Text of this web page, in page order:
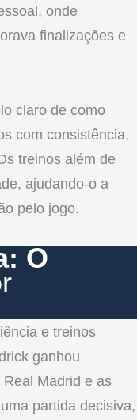
onde
finalizações e
claro de como
com consistência,
treinos além de
ajudando-o a
pelo jogo.
O
e treinos
ganhou
Madrid e as
partida decisiva,